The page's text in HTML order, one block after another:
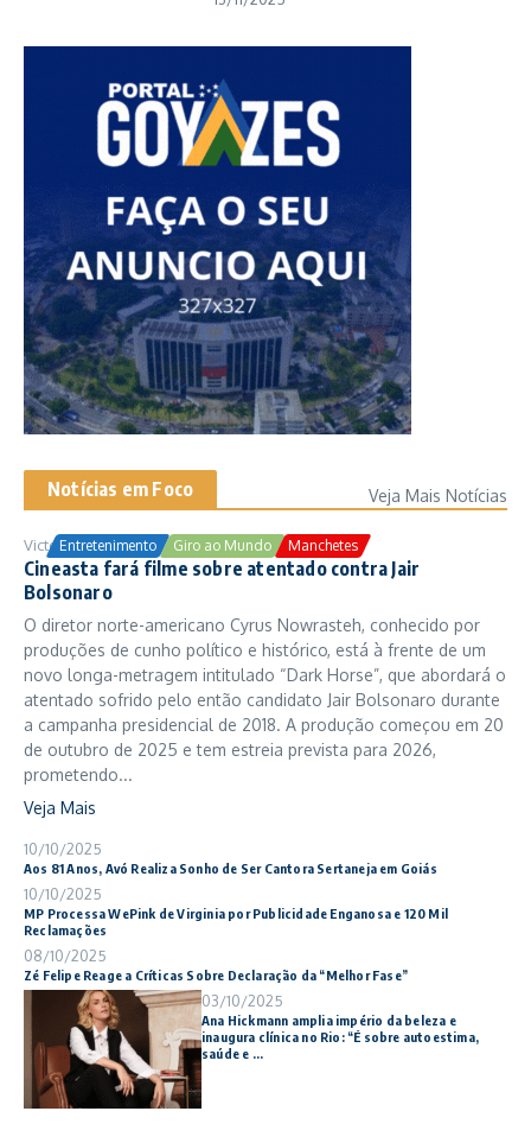
Notícias em Foco Veja Mais Notícias
Entretenimento Giro ao Mundo Manchetes
Victor Samuel 24/10/2025
Cineasta fará filme sobre atentado contra Jair
Bolsonaro
O diretor norte-americano Cyrus Nowrasteh, conhecido por
produções de cunho político e histórico, está à frente de um
novo longa-metragem intitulado “Dark Horse”, que abordará o
atentado sofrido pelo então candidato Jair Bolsonaro durante
a campanha presidencial de 2018. A produção começou em 20
de outubro de 2025 e tem estreia prevista para 2026,
prometendo...
Veja Mais
10/10/2025
Aos 81 Anos, Avó Realiza Sonho de Ser Cantora Sertaneja em Goiás
10/10/2025
MP Processa WePink de Virginia por Publicidade Enganosa e 120 Mil
Reclamações
08/10/2025
Zé Felipe Reage a Críticas Sobre Declaração da “Melhor Fase”
03/10/2025
Ana Hickmann amplia império da beleza e
inaugura clínica no Rio: “É sobre autoestima,
saúde e ...